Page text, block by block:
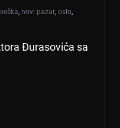
, novi pazar, oslo,
Đurasovića sa